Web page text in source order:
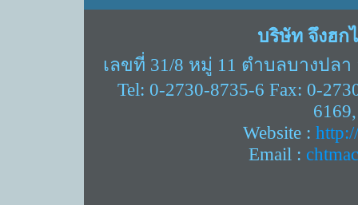
บริษัท จึงฮก
เลขที่ 31/8 หมู่ 11 ตำบลบางปล
Tel: 0-2730-8735-6 Fax: 0-
Website :
Email :